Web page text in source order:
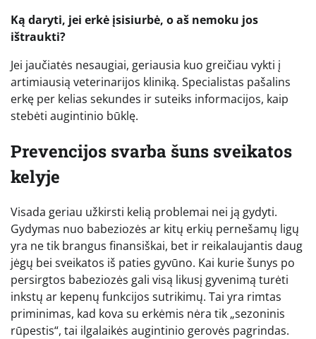
Ką daryti, jei erkė įsisiurbė, o aš nemoku jos
ištraukti?
Jei jaučiatės nesaugiai, geriausia kuo greičiau vykti į
artimiausią veterinarijos kliniką. Specialistas pašalins
erkę per kelias sekundes ir suteiks informacijos, kaip
stebėti augintinio būklę.
Prevencijos svarba šuns sveikatos
kelyje
Visada geriau užkirsti kelią problemai nei ją gydyti.
Gydymas nuo babeziozės ar kitų erkių pernešamų ligų
yra ne tik brangus finansiškai, bet ir reikalaujantis daug
jėgų bei sveikatos iš paties gyvūno. Kai kurie šunys po
persirgtos babeziozės gali visą likusį gyvenimą turėti
inkstų ar kepenų funkcijos sutrikimų. Tai yra rimtas
priminimas, kad kova su erkėmis nėra tik „sezoninis
rūpestis“, tai ilgalaikės augintinio gerovės pagrindas.